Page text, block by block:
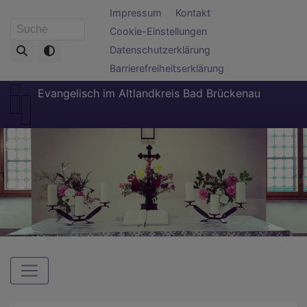
zum
Suche
Fußbereichsmenü
Impressum
Kontakt
Cookie-Einstellungen
Datenschutzerklärung
Barrierefreiheitserklärung
Evangelisch im Altlandkreis Bad Brückenau
Hauptnavigation